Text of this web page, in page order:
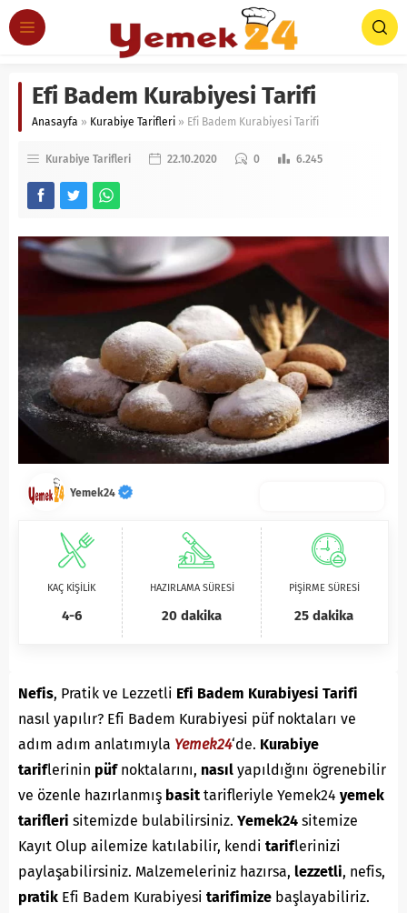
Efi Badem Kurabiyesi Tarifi
Anasayfa » Kurabiye Tarifleri » Efi Badem Kurabiyesi Tarifi
Kurabiye Tarifleri 22.10.2020 0 6.245
Yemek24
KAÇ KİŞİLİK
4-6
HAZIRLAMA SÜRESİ
20 dakika
PİŞİRME SÜRESİ
25 dakika
Nefis, Pratik ve Lezzetli Efi Badem Kurabiyesi Tarifi
nasıl yapılır? Efi Badem Kurabiyesi püf noktaları ve
adım adım anlatımıyla Yemek24‘de. Kurabiye
tariflerinin püfnoktalarını, nasıl yapıldığını ögrenebilir
ve özenle hazırlanmış basittarifleriyle Yemek24 yemek
tarifleri sitemizde bulabilirsiniz. Yemek24 sitemize
Kayıt Olup ailemize katılabilir, kendi tariflerinizi
paylaşabilirsiniz. Malzemeleriniz hazırsa, lezzetli, nefis,
pratik Efi Badem Kurabiyesi tarifimize başlayabiliriz.